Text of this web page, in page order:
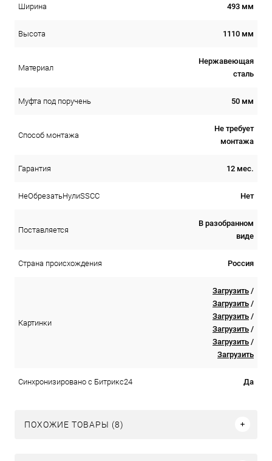
Ширина 493 мм
Высота 1110 мм
Материал
Нержавеющая
сталь
Муфта под поручень 50 мм
Способ монтажа
Не требует
монтажа
Гарантия 12 мес.
НеОбрезатьНулиSSCC Нет
Поставляется
В разобранном
виде
Страна происхождения Россия
Картинки
Загрузить /
Загрузить /
Загрузить /
Загрузить /
Загрузить /
Загрузить
Синхронизировано с Битрикс24 Да
ПОХОЖИЕ ТОВАРЫ (8)